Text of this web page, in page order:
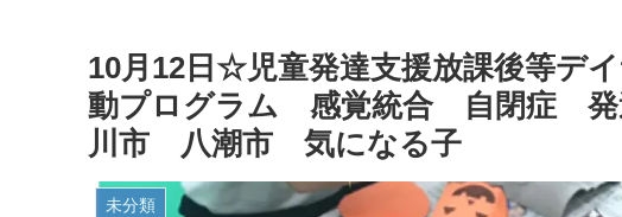
10月12日☆児童発達支援放課後等
動プログラム 感覚統合 自閉症
川市 八潮市 気になる子
未分類